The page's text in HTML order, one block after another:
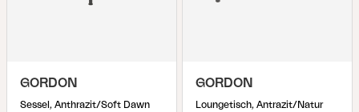
GORDON
Sessel, Anthrazit/Soft Dawn
GORDON
Loungetisch, Antrazit/Natur